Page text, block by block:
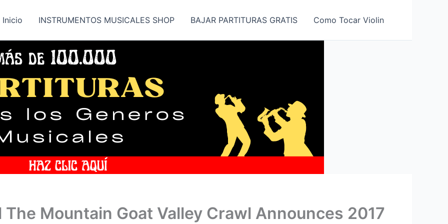
Inicio INSTRUMENTOS MUSICALES SHOP BAJAR PARTITURAS GRATIS Como Tocar Violin
Mountain Goat Valley Crawl Announces 2017